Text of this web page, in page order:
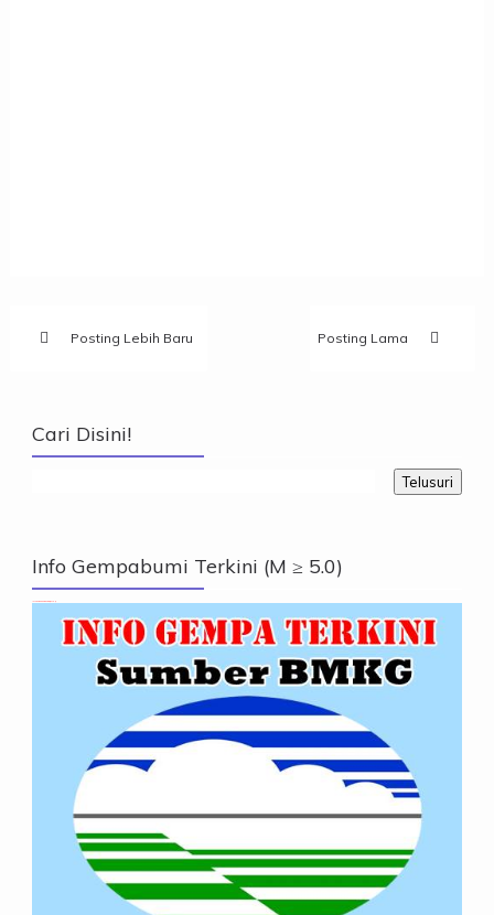
Posting Lebih Baru Posting Lama
Cari Disini!
Info Gempabumi Terkini (M ≥ 5.0)